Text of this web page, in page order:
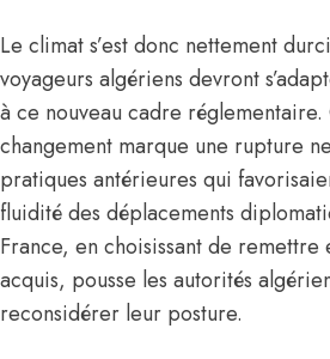
Le climat s’est donc nettement
voyageurs algériens devront
à ce nouveau cadre réglementaire.
changement marque une rupture
pratiques antérieures qui
fluidité des déplacements
France, en choisissant de remettre
acquis, pousse les autorités
reconsidérer leur posture.